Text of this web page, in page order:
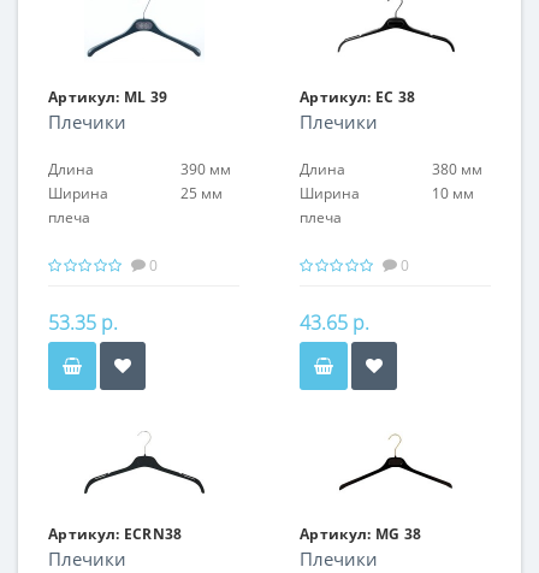
Артикул: ML 39
Плечики
Длина
390 мм
Ширина
плеча
25 мм
0
53.35 р.
Артикул: EC 38
Плечики
Длина
380 мм
Ширина
плеча
10 мм
0
43.65 р.
Артикул: ECRN38
Плечики
Артикул: MG 38
Плечики